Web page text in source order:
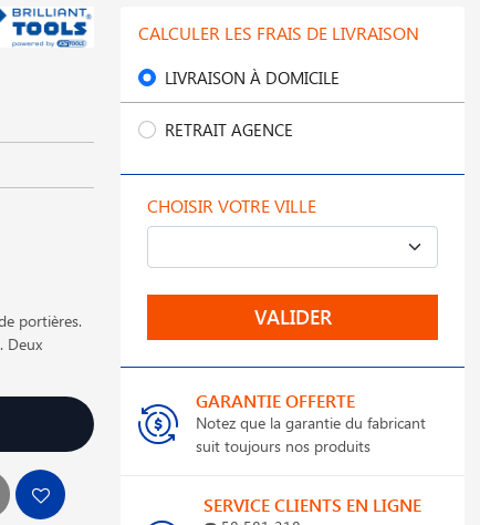
portières.
Deux
CALCULER LES FRAIS DE LIVRAISON
LIVRAISON À DOMICILE
RETRAIT AGENCE
CHOISIR VOTRE VILLE
VALIDER
GARANTIE OFFERTE
Notez que la garantie du fabricant
suit toujours nos produits
SERVICE CLIENTS EN LIGNE